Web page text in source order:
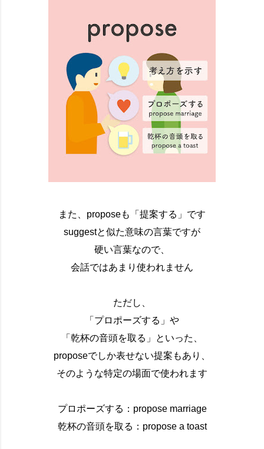
また、proposeも「提案する」です
suggestと似た意味の言葉ですが
硬い言葉なので、
会話ではあまり使われません
ただし、
「プロポーズする」や
「乾杯の音頭を取る」といった、
proposeでしか表せない提案もあり、
そのような特定の場面で使われます
プロポーズする：propose marriage
乾杯の音頭を取る：propose a toast